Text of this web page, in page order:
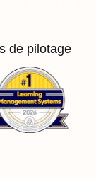
de pilotage